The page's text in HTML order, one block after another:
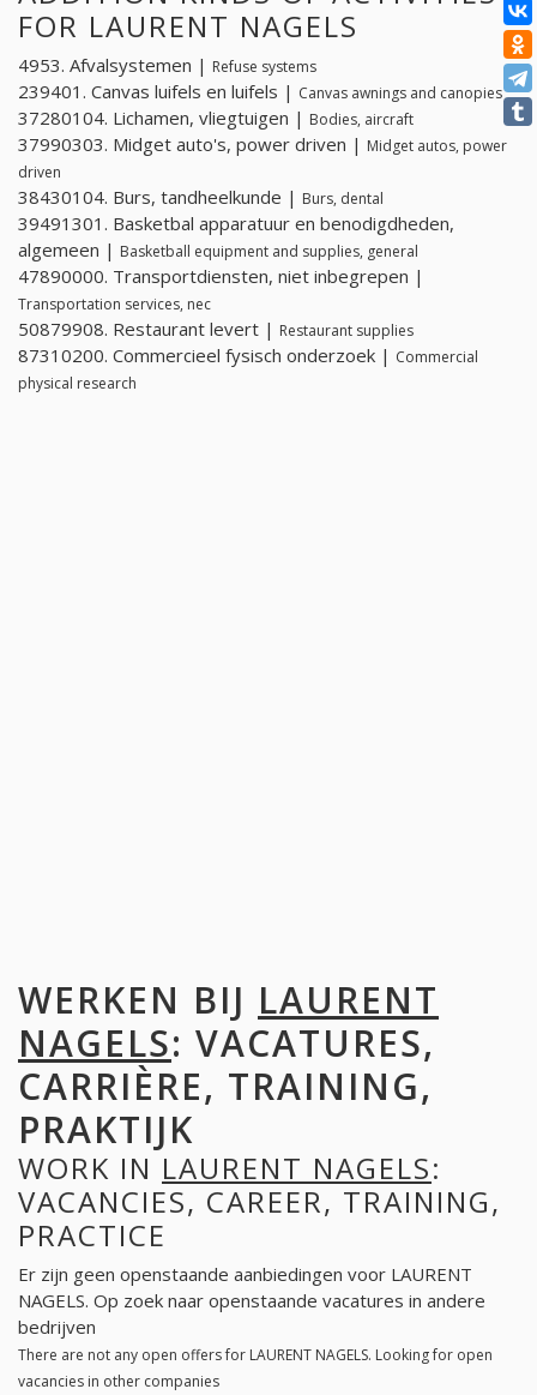
FOR LAURENT NAGELS
4953. Afvalsystemen | Refuse systems
239401. Canvas luifels en luifels | Canvas awnings and canopies
37280104. Lichamen, vliegtuigen | Bodies, aircraft
37990303. Midget auto's, power driven | Midget autos, power
driven
38430104. Burs, tandheelkunde | Burs, dental
39491301. Basketbal apparatuur en benodigdheden,
algemeen | Basketball equipment and supplies, general
47890000. Transportdiensten, niet inbegrepen |
Transportation services, nec
50879908. Restaurant levert | Restaurant supplies
87310200. Commercieel fysisch onderzoek | Commercial
physical research
WERKEN BIJ LAURENT
NAGELS: VACATURES,
CARRIÈRE, TRAINING,
PRAKTIJK
WORK IN LAURENT NAGELS:
VACANCIES, CAREER, TRAINING,
PRACTICE
Er zijn geen openstaande aanbiedingen voor LAURENT
NAGELS. Op zoek naar openstaande vacatures in andere
bedrijven
There are not any open offers for LAURENT NAGELS. Looking for open
vacancies in other companies